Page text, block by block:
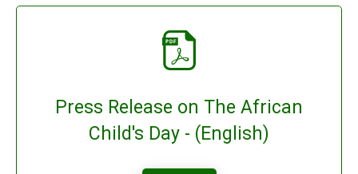
Press Release on The African
Child's Day - (English)